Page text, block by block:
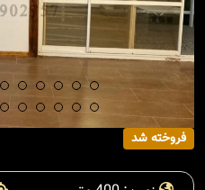
فروخته شد